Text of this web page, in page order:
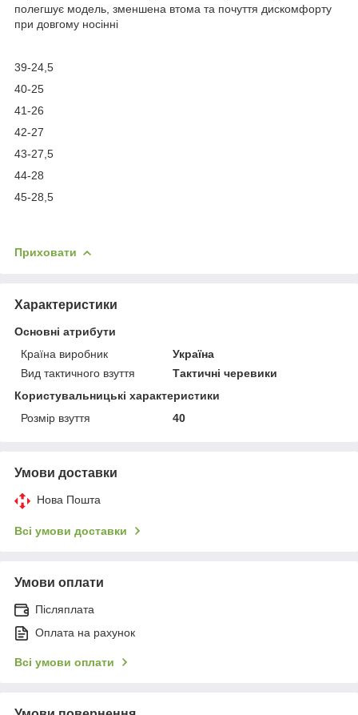
полегшує модель, зменшена втома та почуття дискомфорту
при довгому носінні
39-24,5
40-25
41-26
42-27
43-27,5
44-28
45-28,5
Приховати
Характеристики
Основні атрибути
Країна виробник
Україна
Вид тактичного взуття
Тактичні черевики
Користувальницькі характеристики
Розмір взуття
40
Умови доставки
Нова Пошта
Всі умови доставки
Умови оплати
Післяплата
Оплата на рахунок
Всі умови оплати